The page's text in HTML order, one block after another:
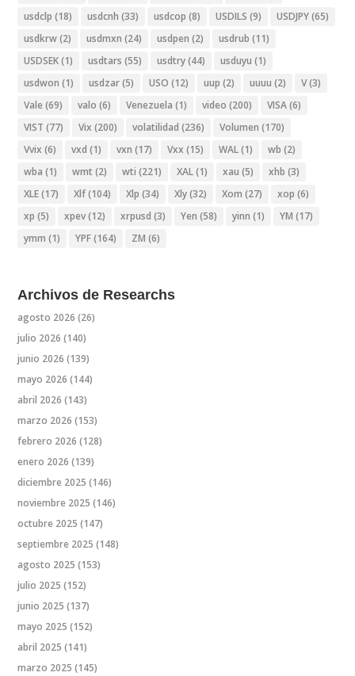
usdclp (18) usdcnh (33) usdcop (8) USDILS (9) USDJPY(65)
usdkrw(2) usdmxn (24) usdpen (2) usdrub (11)
USDSEK(1) usdtars (55) usdtry(44) usduyu (1)
usdwon (1) usdzar(5) USO (12) uup (2) uuuu (2) V(3)
Vale (69) valo (6) Venezuela (1) video (200) VISA(6)
VIST (77) Vix (200) volatilidad (236) Volumen (170)
Vvix (6) vxd (1) vxn (17) Vxx (15) WAL(1) wb (2)
wba (1) wmt (2) wti (221) XAL(1) xau (5) xhb (3)
XLE(17) Xlf(104) Xlp (34) Xly(32) Xom (27) xop (6)
xp (5) xpev(12) xrpusd (3) Yen (58) yinn (1) YM (17)
ymm (1) YPF(164) ZM (6)
Archivos de Researchs
agosto 2026 (26)
julio 2026 (140)
junio 2026 (139)
mayo 2026 (144)
abril 2026 (143)
marzo 2026 (153)
febrero 2026 (128)
enero 2026 (139)
diciembre 2025 (146)
noviembre 2025 (146)
octubre 2025 (147)
septiembre 2025 (148)
agosto 2025 (153)
julio 2025 (152)
junio 2025 (137)
mayo 2025 (152)
abril 2025 (141)
marzo 2025 (145)